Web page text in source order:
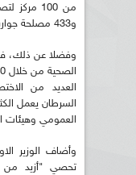
و433 مصلحة جوارية للولادة".
وفضلا عن ذلك،
السرطان يعمل
العمومي وهيئات
وأضاف الوزير